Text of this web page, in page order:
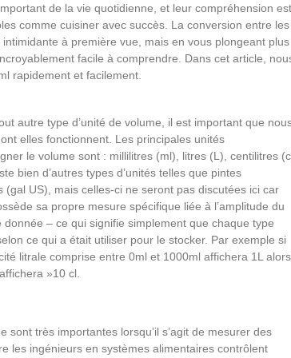
de la vie quotidienne, et leur compréhension est
comme cuisiner avec succès. La conversion entre les
à première vue, mais en vous plongeant plus
facile à comprendre. Dans cet article,
rapidement et facilement.
autre type d’unité de volume, il est important que
elles fonctionnent. Les principales unités
le volume sont : millilitres (ml), litres (L), centilitres
bien d’autres types d’unités telles que pintes
US), mais celles-ci ne seront pas discutées ici car
sa propre mesure spécifique liée à l’amplitude du
– ce qui signifie simplement que chaque type
ce qui a était utiliser pour le stocker. Par exemple si
litrale comprise entre 0ml et 1000ml affichera 1L alors
»10 cl.
très importantes lorsqu’il s’agit de mesurer des
les ingénieurs en systèmes alimentaires contrôlent